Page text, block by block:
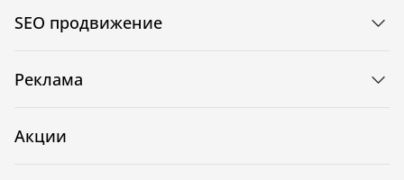
SEO продвижение
Реклама
Акции